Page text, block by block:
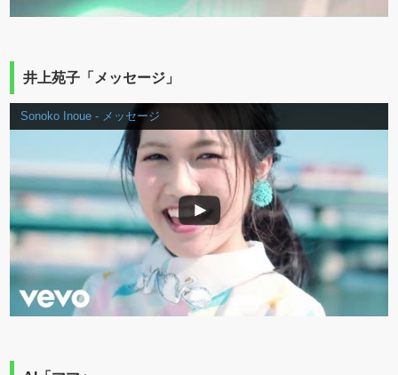
井上苑子「メッセージ」
Sonoko Inoue - メッセージ